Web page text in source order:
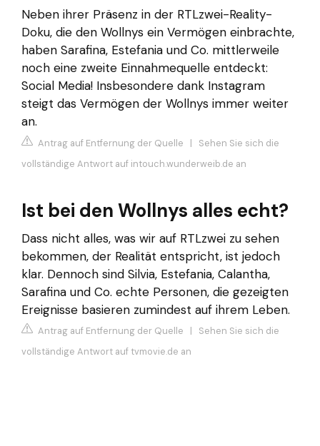
Neben ihrer Präsenz in der RTLzwei-Reality-
Doku, die den Wollnys ein Vermögen einbrachte,
haben Sarafina, Estefania und Co. mittlerweile
noch eine zweite Einnahmequelle entdeckt:
Social Media! Insbesondere dank Instagram
steigt das Vermögen der Wollnys immer weiter
an.
Antrag auf Entfernung der Quelle | Sehen Sie sich die
vollständige Antwort auf intouch.wunderweib.de an
Ist bei den Wollnys alles echt?
Dass nicht alles, was wir auf RTLzwei zu sehen
bekommen, der Realität entspricht, ist jedoch
klar. Dennoch sind Silvia, Estefania, Calantha,
Sarafina und Co. echte Personen, die gezeigten
Ereignisse basieren zumindest auf ihrem Leben.
Antrag auf Entfernung der Quelle | Sehen Sie sich die
vollständige Antwort auf tvmovie.de an